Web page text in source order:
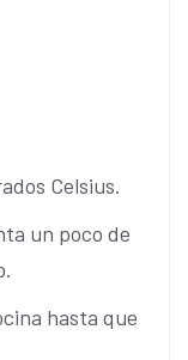
Celsius.
un poco de
hasta que